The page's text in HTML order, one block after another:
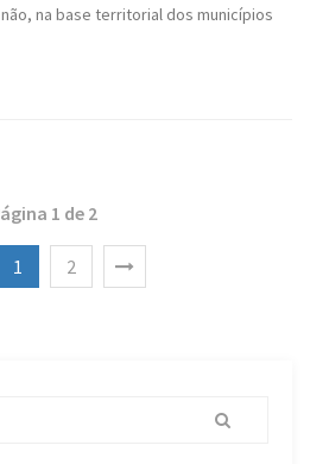
na base territorial dos municípios
1 de 2
1 2